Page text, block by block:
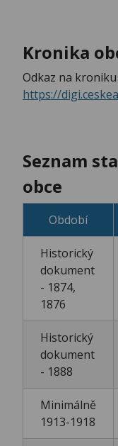
Kronika
Odkaz na
https://
Seznam
obce
Období
Historický
dokument
- 1874,
1876
Historický
dokument
- 1888
Minimálně
1913-1918